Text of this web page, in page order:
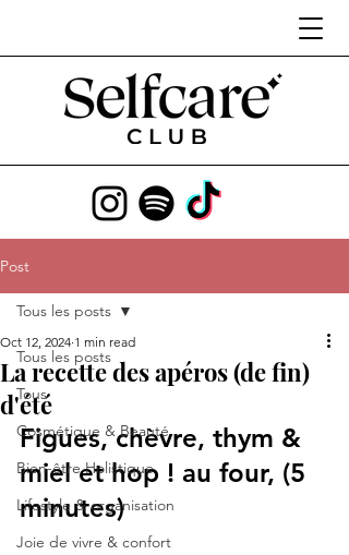
Post
Tous les posts
Tous
Cosmétique & Beauté
Bien-être Holistique
Lifestyle & organisation
Joie de vivre & confort
Tous les posts
La recette des apéros (de fin)
d'été
Oct 12, 2024 1 min read
Figues, chèvre, thym &
miel et hop ! au four, (5
minutes)